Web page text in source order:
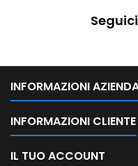
INFORMAZIONI
INFORMAZIONI CLIENTE
IL TUO ACCOUNT